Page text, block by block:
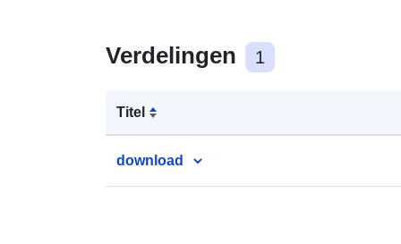
Verdelingen 1
Titel
download